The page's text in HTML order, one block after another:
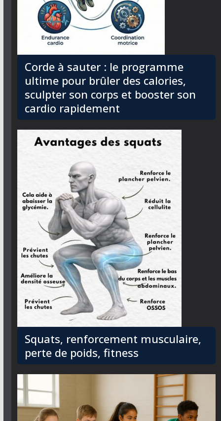
Corde à sauter : le programme
ultime pour brûler des calories,
sculpter son corps et booster son
cardio rapidement
Squats, renforcement musculaire,
perte de poids, fitness